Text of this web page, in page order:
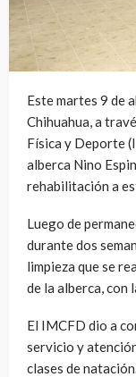
Este martes 9 de
Chihuahua, a
Física y Deporte
alberca Nino
rehabilitación a
Luego de
durante dos
limpieza que se
de la alberca, con
El IMCFD dio a
servicio y
clases de